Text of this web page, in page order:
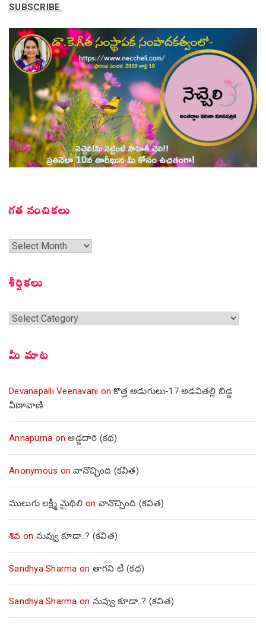
SUBSCRIBE
గత సంచికలు
గత
శీర్షికలు
శీర్షికలు
మీ మాట
Devanapalli Veenavani onకొత్త అడుగులు-17 అడవితల్లి బిడ్డ
వీణావాణి
Annapurna onఅడ్డదారి (కథ)
Anonymous onవానొచ్చింది (కవిత)
ములుగు లక్ష్మీ మైథిలి on వానొచ్చింది (కవిత)
శివ on నువ్వు కూడా..? (కవిత)
Sandhya Sharma on తాగని టీ (కథ)
Sandhya Sharma on నువ్వు కూడా..? (కవిత)